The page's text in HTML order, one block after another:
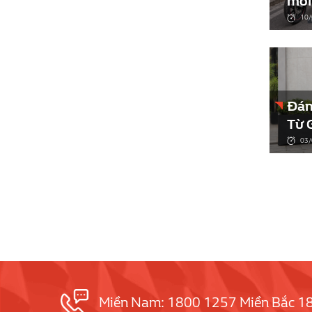
Từ
Có
Miền Nam: 1800 1257 Miền Bắc